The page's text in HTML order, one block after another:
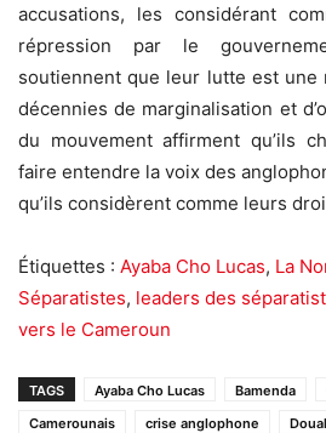
accusations, les considérant
répression par le
soutiennent que leur lutte est une
décennies de marginalisation et
du mouvement affirment qu’ils
faire entendre la voix des
qu’ils considèrent comme leurs
Étiquettes : Ayaba Cho Lucas, La
Séparatistes, leaders des
vers le Cameroun
TAGS Ayaba Cho Lucas Bamenda
Camerounais
crise anglophone